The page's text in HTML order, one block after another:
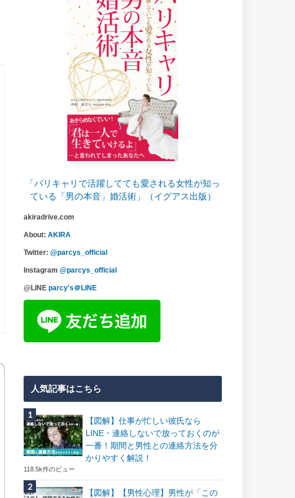
「バリキャリで活躍してても愛される女性が知っ
ている「男の本音」婚活術」（イグアス出版）
akiradrive.com
About: AKIRA
Twitter: @parcys_official
Instagram @parcys_official
@LINE parcy's＠LINE
人気記事はこちら
【図解】仕事が忙しい彼氏なら
LINE・連絡しないで放っておくのが
一番！期間と男性との連絡方法を分
かりやすく解説！
118.5k件のビュー
【図解】【男性心理】男性が「この